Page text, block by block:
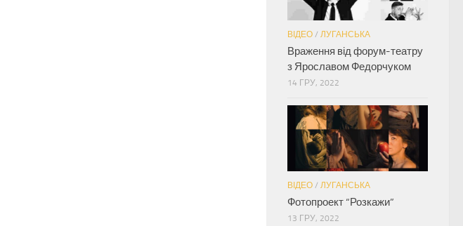
ВІДЕО / ЛУГАНСЬКА
Враження від форум-театру
з Ярославом Федорчуком
14 ГРУ, 2022
ВІДЕО / ЛУГАНСЬКА
Фотопроект “Розкажи”
13 ГРУ, 2022